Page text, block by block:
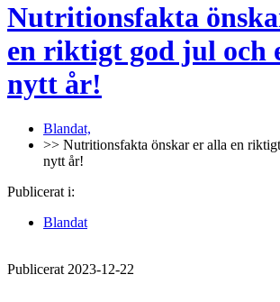
Nutritionsfakta
en riktigt god jul och
nytt år!
Blandat,
>> Nutritionsfakta önskar er alla en
nytt år!
Publicerat i:
Blandat
Publicerat 2023-12-22